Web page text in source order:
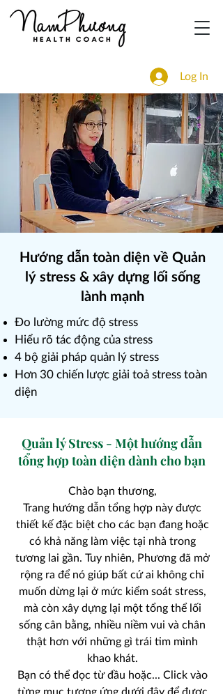
Log In
Hướng dẫn toàn diện về Quản
lý stress & xây dựng lối sống
lành mạnh
Đo lường mức độ stress
Hiểu rõ tác động của stress
4 bộ giải pháp quản lý stress
Hơn 30 chiến lược giải toả stress toàn
diện
Quản lý Stress - Một hướng dẫn
tổng hợp toàn diện dành cho bạn
Chào bạn thương,
Trang hướng dẫn tổng hợp này được
thiết kế đặc biệt cho các bạn đang hoặc
có khả năng làm việc tại nhà trong
tương lai gần. Tuy nhiên, Phương đã mở
rộng ra để nó giúp bất cứ ai không chỉ
muốn dừng lại ở mức kiểm soát stress,
mà còn xây dựng lại một tổng thể lối
sống cân bằng, nhiều niềm vui và chân
thật hơn với những gì trái tim mình
khao khát.
Bạn có thể đọc từ đầu hoặc... Click vào